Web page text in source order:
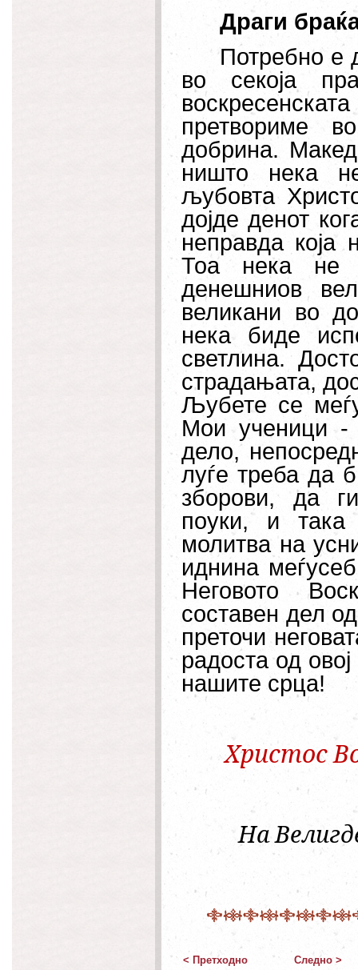
Драги
Потребно е
во секоја
претвориме
добрина.
ништо нека
љубовта
дојде денот
неправда која
Тоа нека не
денешниов
великани во
нека биде
светлина.
страдањата,
Љубете се
Мои ученици -
дело,
луѓе треба да
зборови, да
поуки, и така
молитва на
иднина
Неговото
составен дел
преточи
радоста од
нашите срца!
Христос
На
< Претходно Следно >